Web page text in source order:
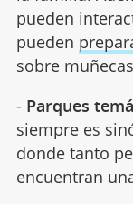
pueden
pueden
sobre
- Parques
siempre es
donde tanto
encuentran